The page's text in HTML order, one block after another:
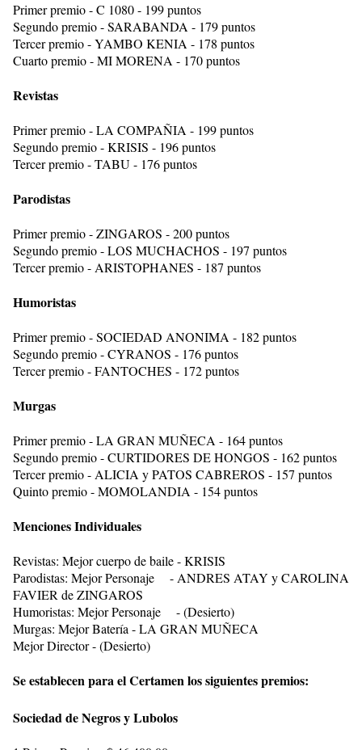
Primer premio - C 1080 - 199 puntos
Segundo premio - SARABANDA - 179 puntos
Tercer premio - YAMBO KENIA - 178 puntos
Cuarto premio - MI MORENA - 170 puntos
Revistas
Primer premio - LA COMPAÑIA - 199 puntos
Segundo premio - KRISIS - 196 puntos
Tercer premio - TABU - 176 puntos
Parodistas
Primer premio - ZINGAROS - 200 puntos
Segundo premio - LOS MUCHACHOS - 197 puntos
Tercer premio - ARISTOPHANES - 187 puntos
Humoristas
Primer premio - SOCIEDAD ANONIMA - 182 puntos
Segundo premio - CYRANOS - 176 puntos
Tercer premio - FANTOCHES - 172 puntos
Murgas
Primer premio - LA GRAN MUÑECA - 164 puntos
Segundo premio - CURTIDORES DE HONGOS - 162 puntos
Tercer premio - ALICIA y PATOS CABREROS - 157 puntos
Quinto premio - MOMOLANDIA - 154 puntos
Menciones Individuales
Revistas: Mejor cuerpo de baile - KRISIS
Parodistas: Mejor Personaje - ANDRES ATAY y CAROLINA
FAVIER de ZINGAROS
Humoristas: Mejor Personaje - (Desierto)
Murgas: Mejor Batería - LA GRAN MUÑECA
Mejor Director - (Desierto)
Se establecen para el Certamen los siguientes premios:
Sociedad de Negros y Lubolos